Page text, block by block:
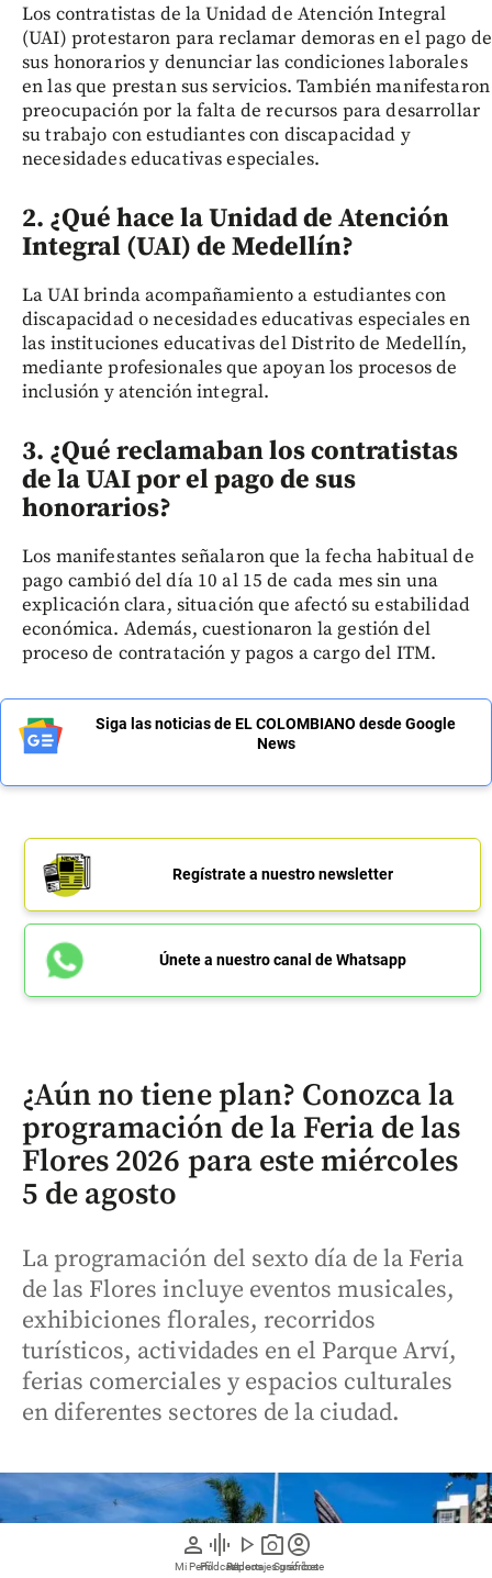
person
Mi Perfil
graphic_eq
Pódcast
play_arrow
Videos
photo_camera
Reportajes gráficos
account_circle
Suscríbete
Los contratistas de la Unidad de Atención Integral
(UAI) protestaron para reclamar demoras en el pago de
sus honorarios y denunciar las condiciones laborales
en las que prestan sus servicios. También manifestaron
preocupación por la falta de recursos para desarrollar
su trabajo con estudiantes con discapacidad y
necesidades educativas especiales.
2. ¿Qué hace la Unidad de Atención
Integral (UAI) de Medellín?
La UAI brinda acompañamiento a estudiantes con
discapacidad o necesidades educativas especiales en
las instituciones educativas del Distrito de Medellín,
mediante profesionales que apoyan los procesos de
inclusión y atención integral.
3. ¿Qué reclamaban los contratistas
de la UAI por el pago de sus
honorarios?
Los manifestantes señalaron que la fecha habitual de
pago cambió del día 10 al 15 de cada mes sin una
explicación clara, situación que afectó su estabilidad
económica. Además, cuestionaron la gestión del
proceso de contratación y pagos a cargo del ITM.
Siga las noticias de EL COLOMBIANO desde Google
News
Regístrate a nuestro newsletter
Únete a nuestro canal de Whatsapp
¿Aún no tiene plan? Conozca la
programación de la Feria de las
Flores 2026 para este miércoles
5 de agosto
La programación del sexto día de la Feria
de las Flores incluye eventos musicales,
exhibiciones florales, recorridos
turísticos, actividades en el Parque Arví,
ferias comerciales y espacios culturales
en diferentes sectores de la ciudad.